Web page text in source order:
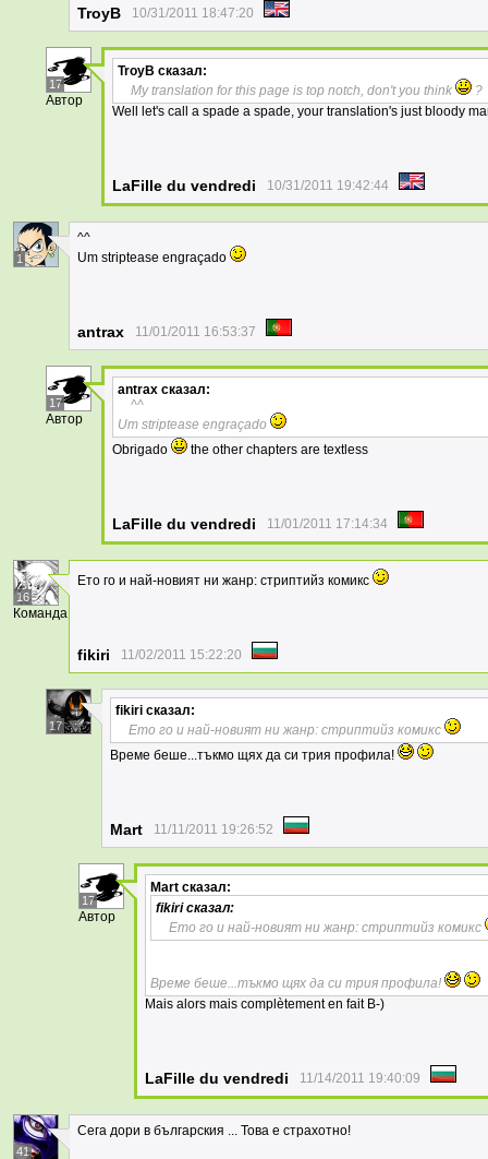
TroyB 10/31/2011 18:47:20
17
Автор
TroyB сказал:
My translation for this page is top notch, don't you think
?
Well let's call a spade a spade, your translation's just bloody
LaFille du vendredi 10/31/2011 19:42:44
1
^^
Um striptease engraçado
antrax 11/01/2011 16:53:37
17
Автор
antrax сказал:
^^
Um striptease engraçado
Obrigado
the other chapters are textless
LaFille du vendredi 11/01/2011 17:14:34
16
Команда
Ето го и най-новият ни жанр: стриптийз комикс
fikiri 11/02/2011 15:22:20
17
fikiri сказал:
Ето го и най-новият ни жанр: стриптийз комикс
Време беше...тъкмо щях да си трия профила!
Mart 11/11/2011 19:26:52
17
Автор
Mart сказал:
fikiriсказал:
Ето го и най-новият ни жанр: стриптийз комикс
Време беше...тъкмо щях да си трия профила!
Mais alors mais complètement en fait B-)
LaFille du vendredi 11/14/2011 19:40:09
41
Сега дори в българския ... Това е страхотно!